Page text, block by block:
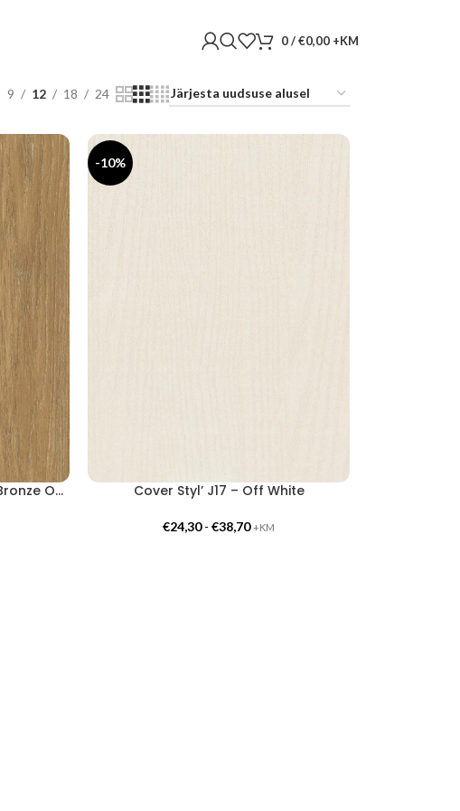
0/€0,00
9 12 18 24
Cover Styl’ NF43 – Bleached Bronze Oak
-10%
Cover Styl’ J17 – Off White
€24,30-€38,70 +KM